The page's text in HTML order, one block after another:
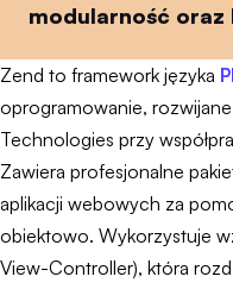
modularność oraz
Zend to framework języka
oprogramowanie,
Technologies przy
Zawiera profesjonalne
aplikacji webowych za
obiektowo. Wykorzystuje
View-Controller), która